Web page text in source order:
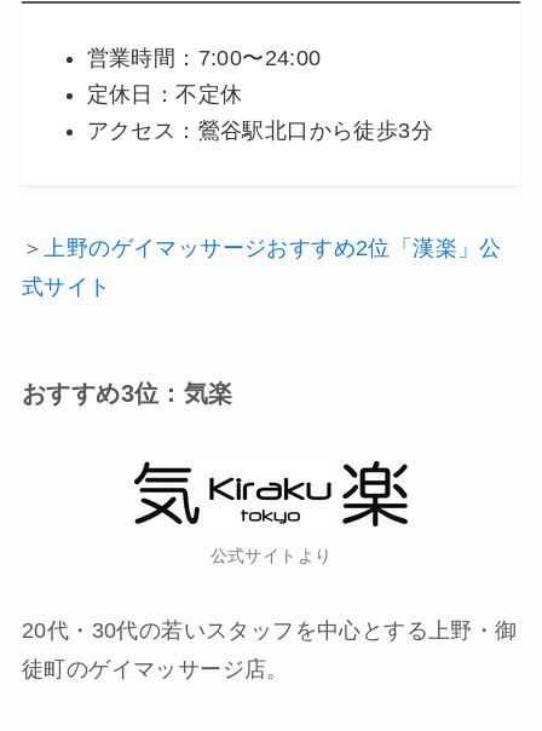
営業時間：7:00〜24:00
定休日：不定休
アクセス：鶯谷駅北口から徒歩3分
＞
上野のゲイマッサージおすすめ2位「漢楽」公
式サイト
おすすめ3位：気楽
公式サイトより
20代・30代の若いスタッフを中心とする上野・御
徒町のゲイマッサージ店。